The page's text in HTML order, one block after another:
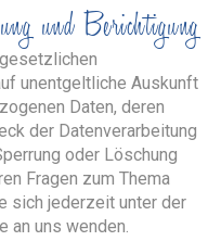
und Berichtigung
unentgeltliche Auskunft
Daten, deren
der Datenverarbeitung
oder Löschung
Fragen zum Thema
sich jederzeit unter der
an uns wenden.